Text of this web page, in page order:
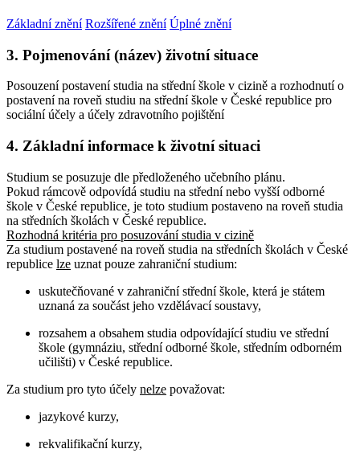
Základní znění Rozšířené znění Úplné znění
3. Pojmenování (název) životní situace
Posouzení postavení studia na střední škole v cizině a rozhodnutí o
postavení na roveň studiu na střední škole v České republice pro
sociální účely a účely zdravotního pojištění
4. Základní informace k životní situaci
Studium se posuzuje dle předloženého učebního plánu.
Pokud rámcově odpovídá studiu na střední nebo vyšší odborné
škole v České republice, je toto studium postaveno na roveň studia
na středních školách v České republice.
Rozhodná kritéria pro posuzování studia v cizině
Za studium postavené na roveň studia na středních školách v České
republice lze uznat pouze zahraniční studium:
uskutečňované v zahraniční střední škole, která je státem
uznaná za součást jeho vzdělávací soustavy,
rozsahem a obsahem studia odpovídající studiu ve střední
škole (gymnáziu, střední odborné škole, středním odborném
učilišti) v České republice.
Za studium pro tyto účely nelze považovat:
jazykové kurzy,
rekvalifikační kurzy,